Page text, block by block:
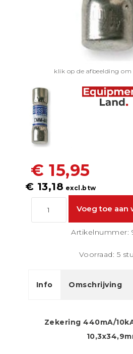
klik op de afbeelding om
€ 15,95
€ 13,18 excl.btw
Artikelnummer:
Voorraad: 5
Info Omschrijving
Zekering 440mA/